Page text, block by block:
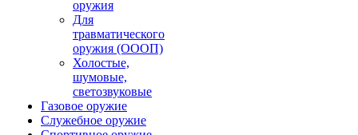
оружия
Для
травматического
оружия (ОООП)
Холостые,
шумовые,
светозвуковые
Газовое оружие
Служебное оружие